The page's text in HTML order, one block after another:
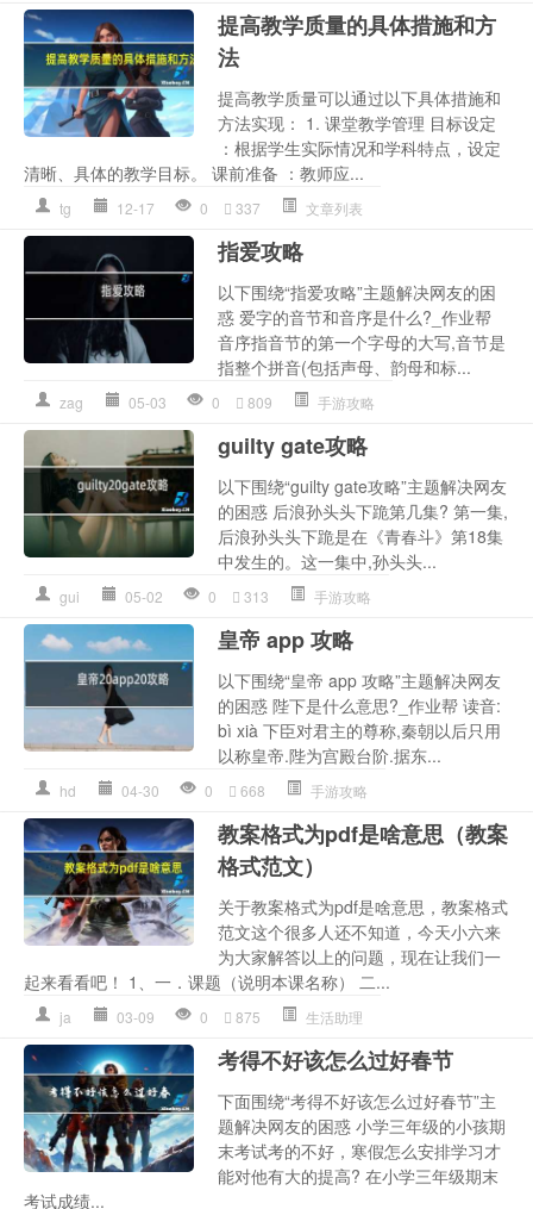
提高教学质量的具体措施和方
法
提高教学质量可以通过以下具体措施和
方法实现： 1. 课堂教学管理 目标设定
：根据学生实际情况和学科特点，设定
清晰、具体的教学目标。 课前准备 ：教师应...
tg 12-17 0 337 文章列表
指爱攻略
以下围绕“指爱攻略”主题解决网友的困
惑 爱字的音节和音序是什么?_作业帮
音序指音节的第一个字母的大写,音节是
指整个拼音(包括声母、韵母和标...
zag 05-03 0 809 手游攻略
guilty gate攻略
以下围绕“guilty gate攻略”主题解决网友
的困惑 后浪孙头头下跪第几集? 第一集,
后浪孙头头下跪是在《青春斗》第18集
中发生的。这一集中,孙头头...
gui 05-02 0 313 手游攻略
皇帝 app 攻略
以下围绕“皇帝 app 攻略”主题解决网友
的困惑 陛下是什么意思?_作业帮 读音:
bì xià 下臣对君主的尊称,秦朝以后只用
以称皇帝.陛为宫殿台阶.据东...
hd 04-30 0 668 手游攻略
教案格式为pdf是啥意思（教案
格式范文）
关于教案格式为pdf是啥意思，教案格式
范文这个很多人还不知道，今天小六来
为大家解答以上的问题，现在让我们一
起来看看吧！ 1、一．课题（说明本课名称） 二...
ja 03-09 0 875 生活助理
考得不好该怎么过好春节
下面围绕“考得不好该怎么过好春节”主
题解决网友的困惑 小学三年级的小孩期
末考试考的不好，寒假怎么安排学习才
能对他有大的提高? 在小学三年级期末
考试成绩...